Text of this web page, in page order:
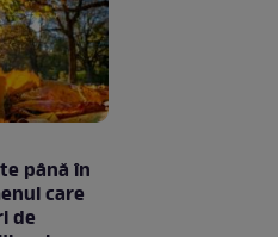
până în
care
de